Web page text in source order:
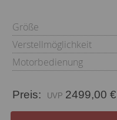
Größe
Verstellmöglichkeit
Motorbedienung
Preis: 2499,00 €